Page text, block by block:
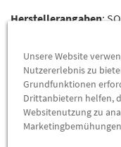
Herstellerangaben:
0 | E-Mail:
Hartnäckige
In der warmen
Insektenresten und
Unsere Website
Nutzererlebnis zu
Grundfunktionen
Drittanbietern helfen,
Websitenutzung zu